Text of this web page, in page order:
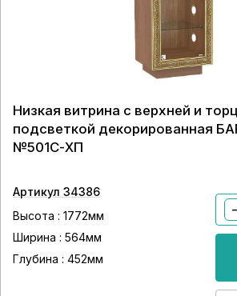
Низкая витрина с верхней и
подсветкой декорированная
№501С-ХП
Артикул 34386
Высота : 1772мм
Ширина : 564мм
Глубина : 452мм